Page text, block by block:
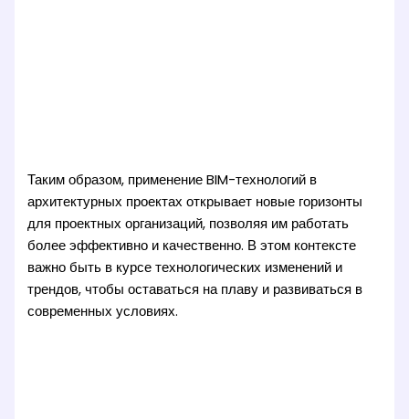
Таким образом, применение BIM-технологий в
архитектурных проектах открывает новые горизонты
для проектных организаций, позволяя им работать
более эффективно и качественно. В этом контексте
важно быть в курсе технологических изменений и
трендов, чтобы оставаться на плаву и развиваться в
современных условиях.